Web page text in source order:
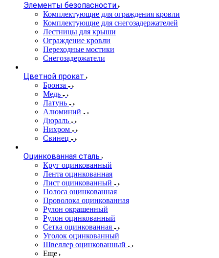
Элементы безопасности
Комплектующие для ограждения кровли
Комплектующие для снегозадержателей
Лестницы для крыши
Ограждение кровли
Переходные мостики
Снегозадержатели
Цветной прокат
Бронза
Медь
Латунь
Алюминий
Дюраль
Нихром
Свинец
Оцинкованная сталь
Круг оцинкованный
Лента оцинкованная
Лист оцинкованный
Полоса оцинкованная
Проволока оцинкованная
Рулон окрашенный
Рулон оцинкованный
Сетка оцинкованная
Уголок оцинкованный
Швеллер оцинкованный
Еще